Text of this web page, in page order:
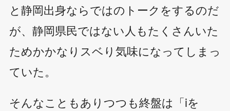
と静岡出身ならではのトークをするのだ
が、静岡県民ではない人もたくさんいた
ためかかなりスベり気味になってしまっ
ていた。
そんなこともありつつも終盤は「iを